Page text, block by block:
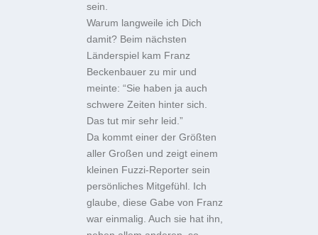
sein.
Warum langweile ich Dich
damit? Beim nächsten
Länderspiel kam Franz
Beckenbauer zu mir und
meinte: “Sie haben ja auch
schwere Zeiten hinter sich.
Das tut mir sehr leid.”
Da kommt einer der Größten
aller Großen und zeigt einem
kleinen Fuzzi-Reporter sein
persönliches Mitgefühl. Ich
glaube, diese Gabe von Franz
war einmalig. Auch sie hat ihn,